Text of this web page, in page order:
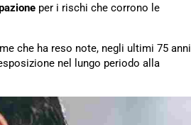
per i rischi che corrono le
che ha reso note, negli ultimi 75 anni
nel lungo periodo alla